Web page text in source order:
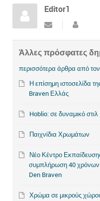
Editor1
Άλλες πρόσφατες
περισσότερα άρθρα από τον
Η επίσημη ιστοσελίδα
Braven Ελλάς
Hoblio: σε δυναμικό στιλ
Παιχνίδια Χρωμάτων
Νέο Κέντρο
συμπλήρωση 40 χρόνων
Den Braven
Χρώμα σε μικρούς